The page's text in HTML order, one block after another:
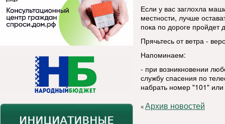
Если у вас заглохла
местности, лучше
пока по дороге пройдет
Прячьтесь от ветра -
Напоминаем:
- при возникновении
службу спасения по
набрать номер "101"
«Архив новостей